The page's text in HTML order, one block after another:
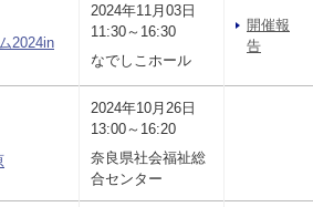
2024in
2024年11月03日
11:30～16:30
なでしこホール
開催報
告
2024年10月26日
13:00～16:20
奈良県社会福祉総
合センター